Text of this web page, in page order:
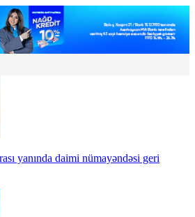
yanında daimi nümayəndəsi geri